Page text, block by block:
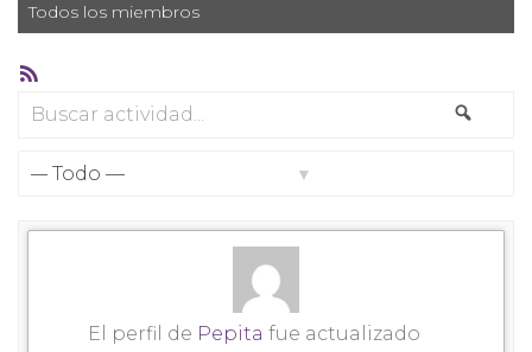
Todos los miembros
Buscar
El perfil de Pepita fue actualizado